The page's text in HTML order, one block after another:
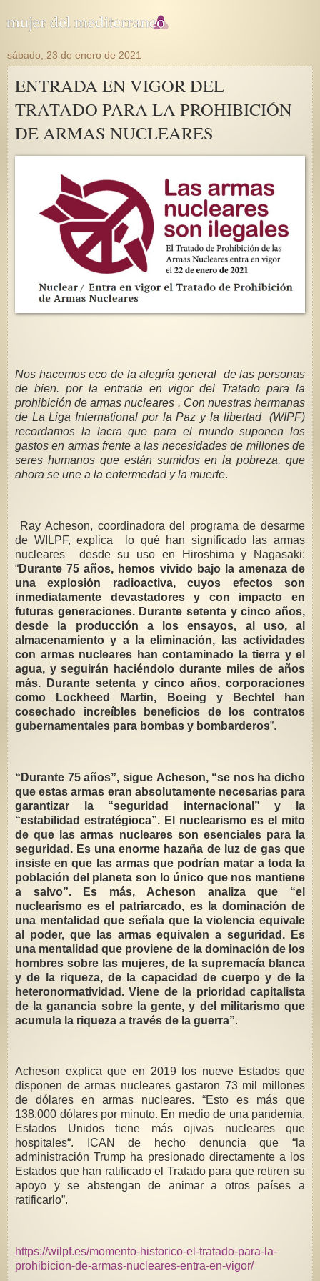
sábado, 23 de enero de 2021
ENTRADA EN VIGOR DEL
TRATADO PARA LA PROHIBICIÓN
DE ARMAS NUCLEARES
Nos hacemos eco de la alegría general de las personas
de bien. por la entrada en vigor del Tratado para la
prohibición de armas nucleares . Con nuestras hermanas
de La Liga International por la Paz y la libertad (WIPF)
recordamos la lacra que para el mundo suponen los
gastos en armas frente a las necesidades de millones de
seres humanos que están sumidos en la pobreza, que
ahora se une a la enfermedad y la muerte.
Ray Acheson, coordinadora del programa de desarme
de WILPF, explica lo qué han significado las armas
nucleares desde su uso en Hiroshima y Nagasaki:
“Durante 75 años, hemos vivido bajo la amenaza de
una explosión radioactiva, cuyos efectos son
inmediatamente devastadores y con impacto en
futuras generaciones. Durante setenta y cinco años,
desde la producción a los ensayos, al uso, al
almacenamiento y a la eliminación, las actividades
con armas nucleares han contaminado la tierra y el
agua, y seguirán haciéndolo durante miles de años
más. Durante setenta y cinco años, corporaciones
como Lockheed Martin, Boeing y Bechtel han
cosechado increíbles beneficios de los contratos
gubernamentales para bombas y bombarderos”.
“Durante 75 años”, sigue Acheson, “se nos ha dicho
que estas armas eran absolutamente necesarias para
garantizar la “seguridad internacional” y la
“estabilidad estratégioca”. El nuclearismo es el mito
de que las armas nucleares son esenciales para la
seguridad. Es una enorme hazaña de luz de gas que
insiste en que las armas que podrían matar a toda la
población del planeta son lo único que nos mantiene
a salvo”. Es más, Acheson analiza que “el
nuclearismo es el patriarcado, es la dominación de
una mentalidad que señala que la violencia equivale
al poder, que las armas equivalen a seguridad. Es
una mentalidad que proviene de la dominación de los
hombres sobre las mujeres, de la supremacía blanca
y de la riqueza, de la capacidad de cuerpo y de la
heteronormatividad. Viene de la prioridad capitalista
de la ganancia sobre la gente, y del militarismo que
acumula la riqueza a través de la guerra”.
Acheson explica que en 2019 los nueve Estados que
disponen de armas nucleares gastaron 73 mil millones
de dólares en armas nucleares. “Esto es más que
138.000 dólares por minuto. En medio de una pandemia,
Estados Unidos tiene más ojivas nucleares que
hospitales“. ICAN de hecho denuncia que “la
administración Trump ha presionado directamente a los
Estados que han ratificado el Tratado para que retiren su
apoyo y se abstengan de animar a otros países a
ratificarlo”.
https://wilpf.es/momento-historico-el-tratado-para-la-
prohibicion-de-armas-nucleares-entra-en-vigor/